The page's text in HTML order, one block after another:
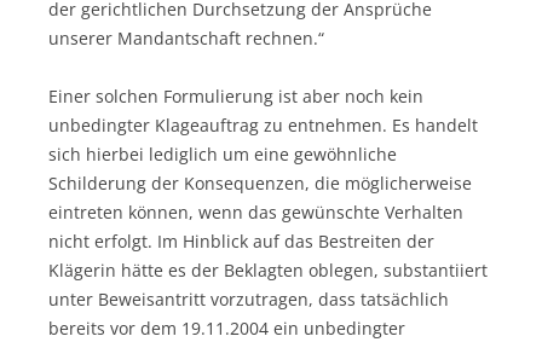
der gerichtlichen Durchsetzung der Ansprüche
unserer Mandantschaft rechnen.“
Einer solchen Formulierung ist aber noch kein
unbedingter Klageauftrag zu entnehmen. Es handelt
sich hierbei lediglich um eine gewöhnliche
Schilderung der Konsequenzen, die möglicherweise
eintreten können, wenn das gewünschte Verhalten
nicht erfolgt. Im Hinblick auf das Bestreiten der
Klägerin hätte es der Beklagten oblegen, substantiiert
unter Beweisantritt vorzutragen, dass tatsächlich
bereits vor dem 19.11.2004 ein unbedingter